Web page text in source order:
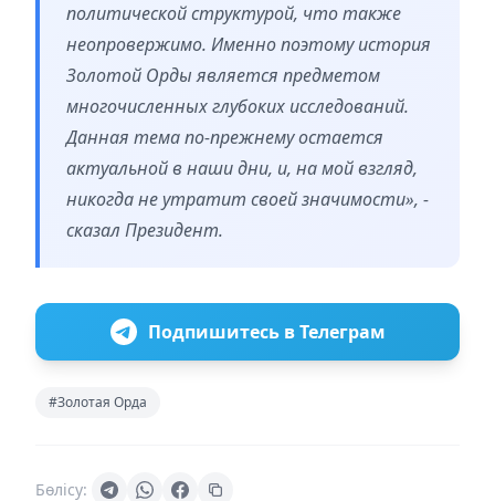
политической структурой, что также
неопровержимо. Именно поэтому история
Золотой Орды является предметом
многочисленных глубоких исследований.
Данная тема по-прежнему остается
актуальной в наши дни, и, на мой взгляд,
никогда не утратит своей значимости», -
сказал Президент.
Подпишитесь в Телеграм
#Золотая Орда
Бөлісу: